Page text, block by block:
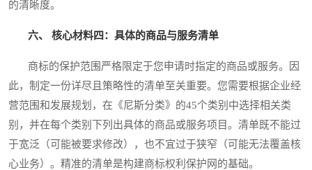
的清晰度。
六、 核心材料四：具体的商品与服务清单
商标的保护范围严格限定于您申请时指定的商品或服务。因
此，制定一份详尽且策略性的清单至关重要。您需要根据企业经
营范围和发展规划，在《尼斯分类》的45个类别中选择相关类
别，并在每个类别下列出具体的商品或服务项目。清单既不能过
于宽泛（可能被要求修改），也不宜过于狭窄（可能无法覆盖核
心业务）。精准的清单是构建商标权利保护网的基础。